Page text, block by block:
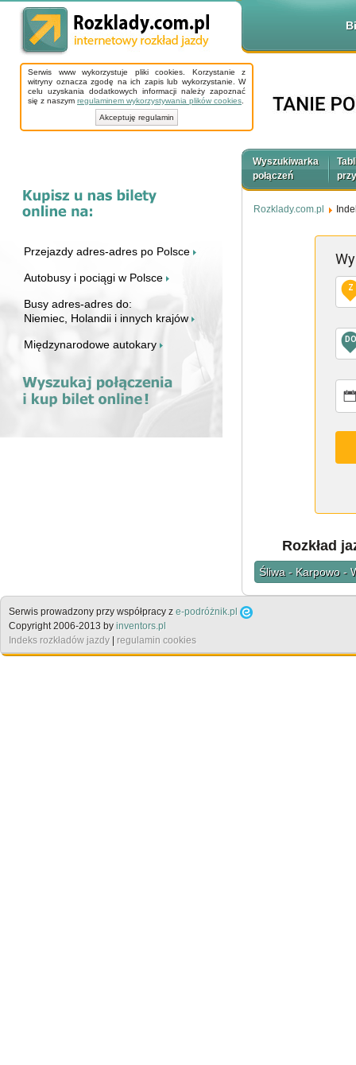
Serwis www wykorzystuje pliki cookies. Korzystanie z
witryny oznacza zgodę na ich zapis lub wykorzystanie. W
celu uzyskania dodatkowych informacji należy zapoznać
się z naszym regulaminem wykorzystywania plików cookies
Akceptuję regulamin
Przejazdy adres-adres po Polsce
Autobusy i pociągi w Polsce
Busy adres-adres do:
Niemiec, Holandii i innych krajów
Międzynarodowe autokary
Wyszukiwarka
połączeń
Rozklady.com.pl
Z
DO
Rozkład
Śliwa - Karpowo -
Serwis prowadzony przy współpracy z e-podróżnik.pl
Copyright 2006-2013 by inventors.pl
Indeks rozkładów jazdy | regulamin cookies